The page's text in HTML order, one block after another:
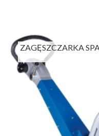
ZAGĘSZCZARKA